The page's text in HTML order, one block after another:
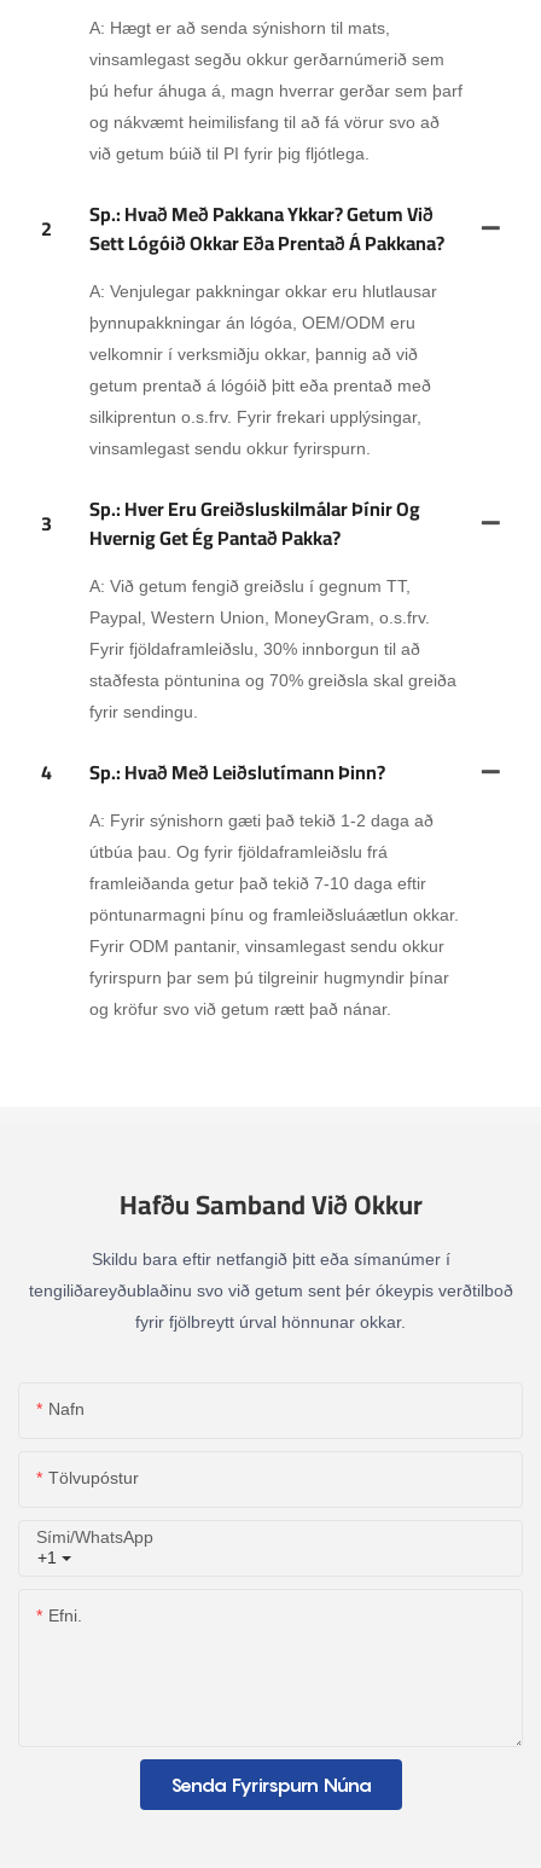
A: Hægt er að senda sýnishorn til mats,
vinsamlegast segðu okkur gerðarnúmerið sem
þú hefur áhuga á, magn hverrar gerðar sem þarf
og nákvæmt heimilisfang til að fá vörur svo að
við getum búið til PI fyrir þig fljótlega.
2
Sp.: Hvað Með Pakkana Ykkar? Getum Við
Sett Lógóið Okkar Eða Prentað Á Pakkana?
A: Venjulegar pakkningar okkar eru hlutlausar
þynnupakkningar án lógóa, OEM/ODM eru
velkomnir í verksmiðju okkar, þannig að við
getum prentað á lógóið þitt eða prentað með
silkiprentun o.s.frv. Fyrir frekari upplýsingar,
vinsamlegast sendu okkur fyrirspurn.
3
Sp.: Hver Eru Greiðsluskilmálar Þínir Og
Hvernig Get Ég Pantað Pakka?
A: Við getum fengið greiðslu í gegnum TT,
Paypal, Western Union, MoneyGram, o.s.frv.
Fyrir fjöldaframleiðslu, 30% innborgun til að
staðfesta pöntunina og 70% greiðsla skal greiða
fyrir sendingu.
4 Sp.: Hvað Með Leiðslutímann Þinn?
A: Fyrir sýnishorn gæti það tekið 1-2 daga að
útbúa þau. Og fyrir fjöldaframleiðslu frá
framleiðanda getur það tekið 7-10 daga eftir
pöntunarmagni þínu og framleiðsluáætlun okkar.
Fyrir ODM pantanir, vinsamlegast sendu okkur
fyrirspurn þar sem þú tilgreinir hugmyndir þínar
og kröfur svo við getum rætt það nánar.
Hafðu Samband Við Okkur
Skildu bara eftir netfangið þitt eða símanúmer í
tengiliðareyðublaðinu svo við getum sent þér ókeypis verðtilboð
fyrir fjölbreytt úrval hönnunar okkar.
Nafn
Tölvupóstur
+1
Sími/WhatsApp
Efni.
Senda Fyrirspurn Núna